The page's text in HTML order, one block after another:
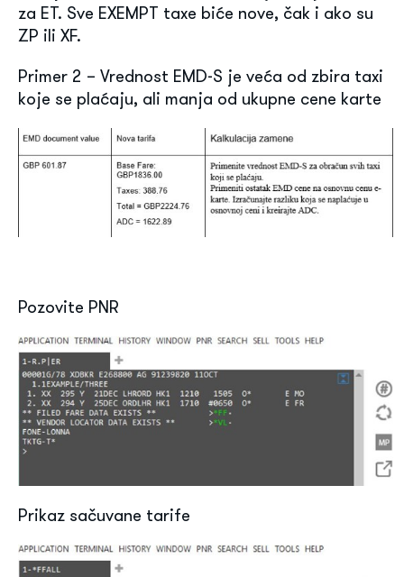
za ET. Sve EXEMPT taxe biće nove, čak i ako su
ZP ili XF.
Primer 2 – Vrednost EMD-S je veća od zbira taxi
koje se plaćaju, ali manja od ukupne cene karte
Pozovite PNR
Prikaz sačuvane tarife